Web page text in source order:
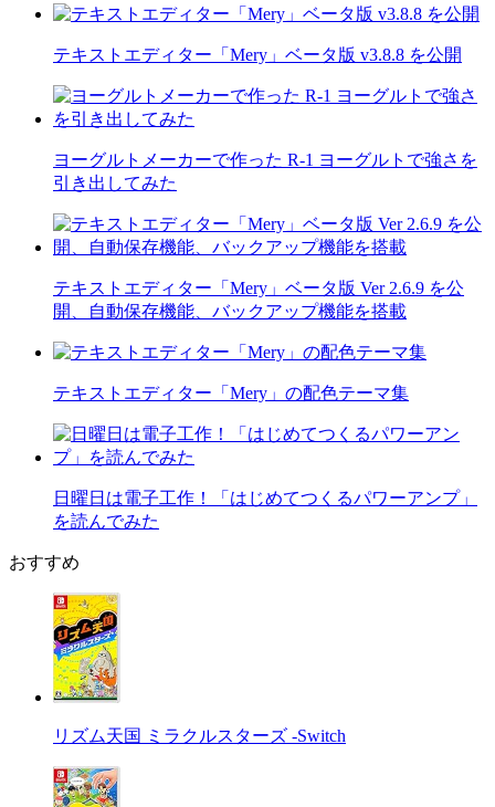
テキストエディター「Mery」ベータ版 v3.8.8 を公開
ヨーグルトメーカーで作った R-1 ヨーグルトで強さを
引き出してみた
テキストエディター「Mery」ベータ版 Ver 2.6.9 を公
開、自動保存機能、バックアップ機能を搭載
テキストエディター「Mery」の配色テーマ集
日曜日は電子工作！「はじめてつくるパワーアンプ」
を読んでみた
おすすめ
リズム天国 ミラクルスターズ -Switch